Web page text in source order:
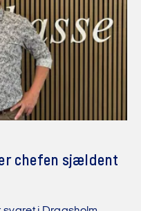
chefen sjældent